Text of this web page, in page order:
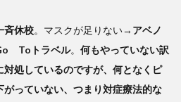
斉休校。マスクが足りない→ アベノ
Toトラベル。 何もやっていない訳
処しているのですが、何となくピ
っていない、つまり対症療法的な